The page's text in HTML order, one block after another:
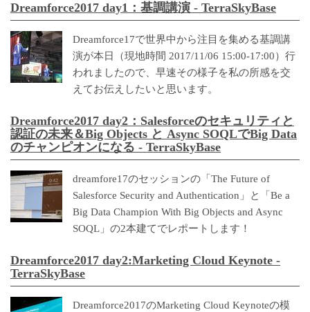
Dreamforce2017 day1：基調講演 - TerraSkyBase
Dreamforce17で世界中から注目を集める基調講
演が本日（現地時間 2017/11/06 15:00-17:00）行
われましたので、早速その様子を私の所感を交
えてお伝えしたいと思います。
Dreamforce2017 day2：Salesforceのセキュリティと
認証の未来＆Big Objects と Async SOQLでBig Data
のチャンピオンになる - TerraSkyBase
dreamfore17のセッションの「The Future of
Salesforce Security and Authentication」と「Be a
Big Data Champion With Big Objects and Async
SOQL」の2本建てでレポートします！
Dreamforce2017 day2:Marketing Cloud Keynote -
TerraSkyBase
Dreamforce2017のMarketing Cloud Keynoteの模